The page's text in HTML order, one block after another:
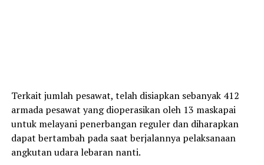
Terkait jumlah pesawat, telah disiapkan sebanyak 412
armada pesawat yang dioperasikan oleh 13 maskapai
untuk melayani penerbangan reguler dan diharapkan
dapat bertambah pada saat berjalannya pelaksanaan
angkutan udara lebaran nanti.